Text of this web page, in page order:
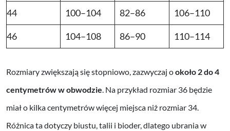
44 100–104 82–86 106–110
46 104–108 86–90 110–114
Rozmiary zwiększają się stopniowo, zazwyczaj ookoło 2 do 4
centymetrów w obwodzie. Na przykład rozmiar 36 będzie
miał o kilka centymetrów więcej miejsca niż rozmiar 34.
Różnica ta dotyczy biustu, talii i bioder, dlatego ubrania w